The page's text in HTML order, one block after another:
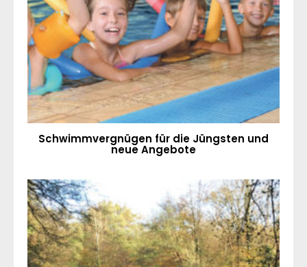
Schwimmvergnügen für die Jüngsten und
neue Angebote